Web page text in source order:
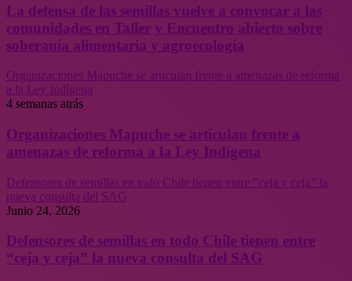
La defensa de las semillas vuelve a convocar a las
comunidades en Taller y Encuentro abierto sobre
soberanía alimentaria y agroecología
Organizaciones Mapuche se articulan frente a amenazas de reforma
a la Ley Indígena
4 semanas atrás
Organizaciones Mapuche se articulan frente a
amenazas de reforma a la Ley Indígena
Defensores de semillas en todo Chile tienen entre “ceja y ceja” la
nueva consulta del SAG
Junio 24, 2026
Defensores de semillas en todo Chile tienen entre
“ceja y ceja” la nueva consulta del SAG